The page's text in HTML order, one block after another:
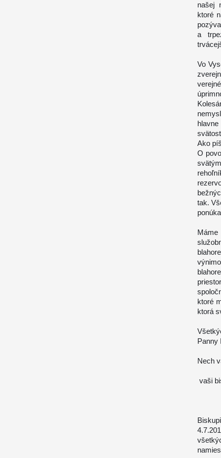
našej
ktoré
a
Vo
Ako
O
tak.
ktoré
ktorá
Panny
Nech
vaši